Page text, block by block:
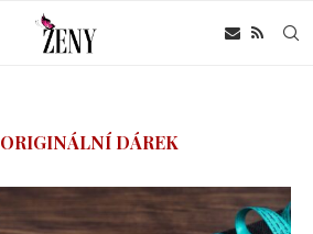
ORIGINÁLNÍ DÁREK